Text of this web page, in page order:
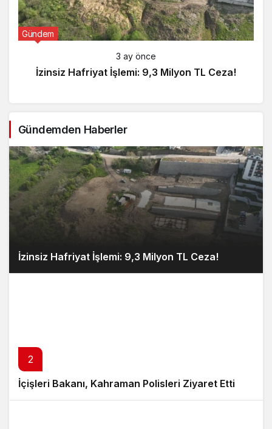
Gündem
3 ay önce
İzinsiz Hafriyat İşlemi: 9,3 Milyon TL Ceza!
Gündemden Haberler
İzinsiz Hafriyat İşlemi: 9,3 Milyon TL Ceza!
2
İçişleri Bakanı, Kahraman Polisleri Ziyaret Etti